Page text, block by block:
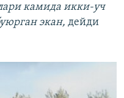
камида икки-уч
экан, дейди